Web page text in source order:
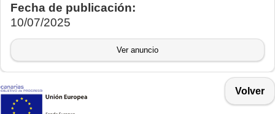
Fecha de publicación:
10/07/2025
Ver anuncio
Volver